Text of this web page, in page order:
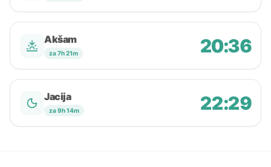
Akšam
za 7h 21m 20:36
Jacija
za 9h 14m 22:29